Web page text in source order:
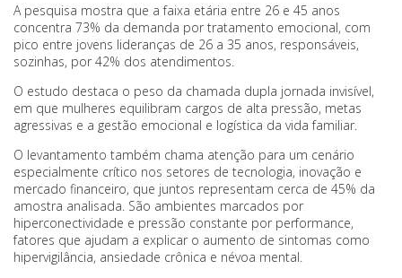
A pesquisa mostra que a faixa etária entre 26 e 45 anos
concentra 73% da demanda por tratamento emocional, com
pico entre jovens lideranças de 26 a 35 anos, responsáveis,
sozinhas, por 42% dos atendimentos.
O estudo destaca o peso da chamada dupla jornada invisível,
em que mulheres equilibram cargos de alta pressão, metas
agressivas e a gestão emocional e logística da vida familiar.
O levantamento também chama atenção para um cenário
especialmente crítico nos setores de tecnologia, inovação e
mercado financeiro, que juntos representam cerca de 45% da
amostra analisada. São ambientes marcados por
hiperconectividade e pressão constante por performance,
fatores que ajudam a explicar o aumento de sintomas como
hipervigilância, ansiedade crônica e névoa mental.